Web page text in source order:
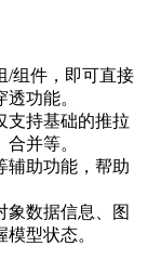
/组件，即可直接
能。
支持基础的推拉
等。
助功能，帮助
数据信息、图
状态。